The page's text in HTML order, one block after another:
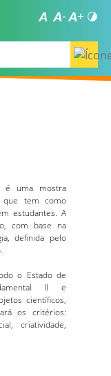
é uma mostra
que tem como
estudantes. A
com base na
definida pelo
o Estado de
II e
científicos,
os critérios:
criatividade,